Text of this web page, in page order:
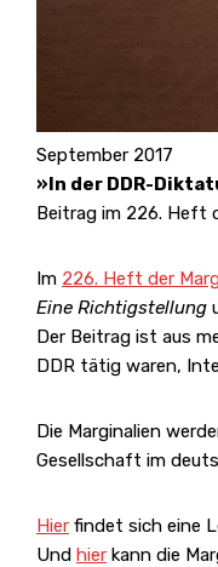
September 2017
»In der DDR-
Beitrag im 226. Heft
Im 226. Heft der
Eine Richtigstellung
Der Beitrag ist aus
DDR tätig waren,
Die Marginalien
Gesellschaft im
Hier findet sich eine
Und hier kann die